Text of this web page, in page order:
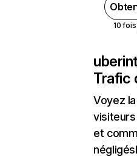
10
Trafic
Voyez
et